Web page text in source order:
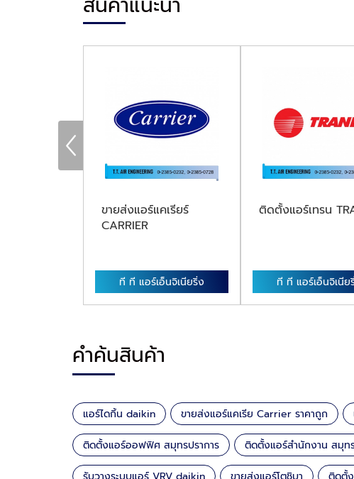
ขายส่งแอร์แคเรียร์
CARRIER
ที ที แอร์เอ็นจิเนียริ่ง
ติดตั้งแอร์เทรน
ที ที แอร์เอ็นจิเนีย
คำค้นสินค้า
แอร์ไดกิ้น daikin ขายส่งแอร์แคเรีย Carrier ราคาถูก
ติดตั้งแอร์ออฟฟิศ สมุทรปราการ ติดตั้งแอร์สำนักงาน สมุท